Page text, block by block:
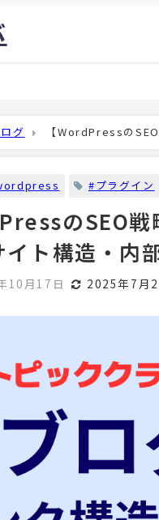
グ
【WordPressの
#プラグイン
のSEO
イト構造・内
10月17日 2025年7月